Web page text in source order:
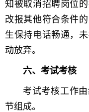
知被取消招聘岗位
改报其他符合条件
生保持电话畅通，
动放弃。
六、考试考核
考试考核工作
节组成。